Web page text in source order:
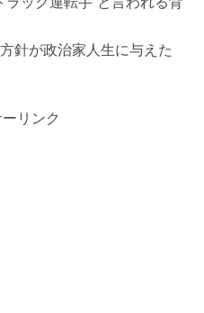
針が政治家人生に与えた
リンク